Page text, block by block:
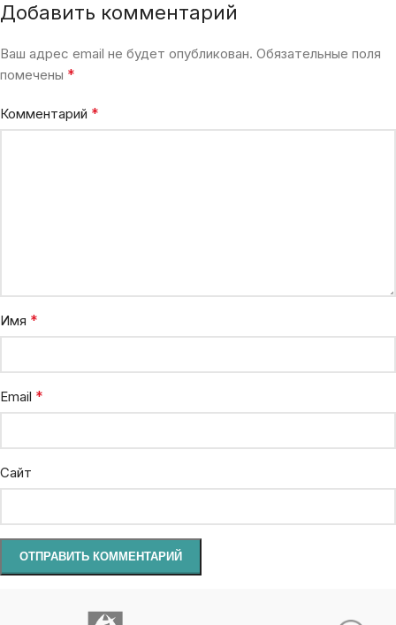
Добавить комментарий
Ваш адрес email не будет опубликован. Обязательные поля
помечены *
Комментарий *
Имя *
Email *
Сайт